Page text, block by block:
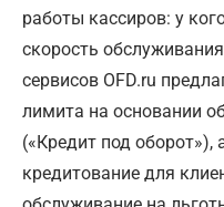
работы кассиров: у
скорость
сервисов OFD.ru
лимита на основании
(«Кредит под оборот»),
кредитование для